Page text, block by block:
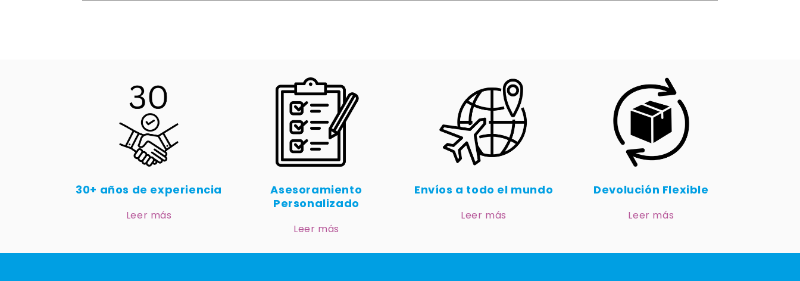
30+ años de experiencia
Leer más
Asesoramiento
Personalizado
Leer más
Envíos a todo el mundo
Leer más
Devolución Flexible
Leer más